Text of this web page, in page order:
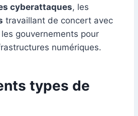
cyberattaques, les
travaillant de concert avec
gouvernements pour
numériques.
types de